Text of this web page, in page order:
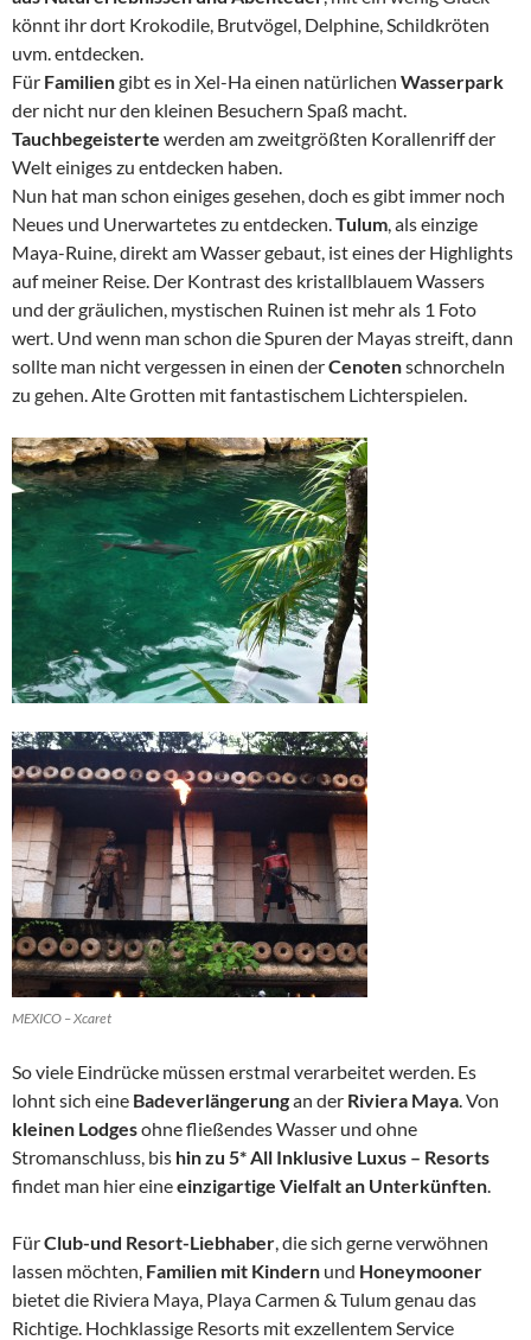
könnt ihr dort Krokodile, Brutvögel, Delphine, Schildkröten
uvm. entdecken.
Für Familiengibt es in Xel-Ha einen natürlichen Wasserpark
der nicht nur den kleinen Besuchern Spaß macht.
Tauchbegeisterte werden am zweitgrößten Korallenriff der
Welt einiges zu entdecken haben.
Nun hat man schon einiges gesehen, doch es gibt immer noch
Neues und Unerwartetes zu entdecken. Tulum , als einzige
Maya-Ruine, direkt am Wasser gebaut, ist eines der Highlights
auf meiner Reise. Der Kontrast des kristallblauem Wassers
und der gräulichen, mystischen Ruinen ist mehr als 1 Foto
wert. Und wenn man schon die Spuren der Mayas streift, dann
sollte man nicht vergessen in einen derCenotenschnorcheln
zu gehen. Alte Grotten mit fantastischem Lichterspielen.
MEXICO – Xcaret
So viele Eindrücke müssen erstmal verarbeitet werden. Es
lohnt sich eine Badeverlängerungan der Riviera Maya . Von
kleinen Lodgesohne fließendes Wasser und ohne
Stromanschluss, bis hin zu 5* All Inklusive Luxus – Resorts
findet man hier eineeinzigartige Vielfalt an Unterkünften
FürClub-und Resort-Liebhaber , die sich gerne verwöhnen
lassen möchten, Familien mit Kindern und Honeymooner
bietet die Riviera Maya, Playa Carmen & Tulum genau das
Richtige. Hochklassige Resorts mit exzellentem Service